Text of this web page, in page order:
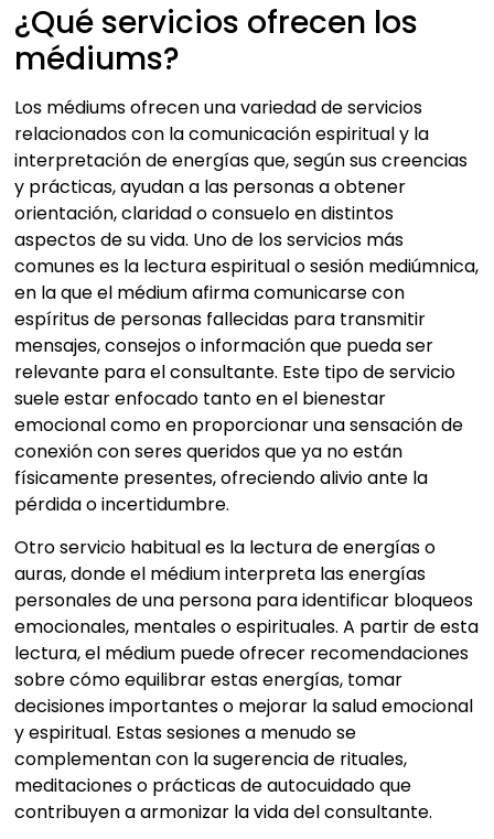
¿Qué servicios ofrecen los
médiums?
Los médiums ofrecen una variedad de servicios
relacionados con la comunicación espiritual y la
interpretación de energías que, según sus creencias
y prácticas, ayudan a las personas a obtener
orientación, claridad o consuelo en distintos
aspectos de su vida. Uno de los servicios más
comunes es la lectura espiritual o sesión mediúmnica,
en la que el médium afirma comunicarse con
espíritus de personas fallecidas para transmitir
mensajes, consejos o información que pueda ser
relevante para el consultante. Este tipo de servicio
suele estar enfocado tanto en el bienestar
emocional como en proporcionar una sensación de
conexión con seres queridos que ya no están
físicamente presentes, ofreciendo alivio ante la
pérdida o incertidumbre.
Otro servicio habitual es la lectura de energías o
auras, donde el médium interpreta las energías
personales de una persona para identificar bloqueos
emocionales, mentales o espirituales. A partir de esta
lectura, el médium puede ofrecer recomendaciones
sobre cómo equilibrar estas energías, tomar
decisiones importantes o mejorar la salud emocional
y espiritual. Estas sesiones a menudo se
complementan con la sugerencia de rituales,
meditaciones o prácticas de autocuidado que
contribuyen a armonizar la vida del consultante.